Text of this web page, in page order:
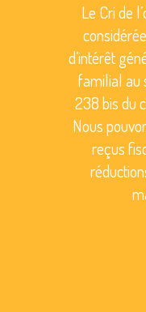
Le Cri de
d’intérêt
familial au
238 bis du
Nous
reçus